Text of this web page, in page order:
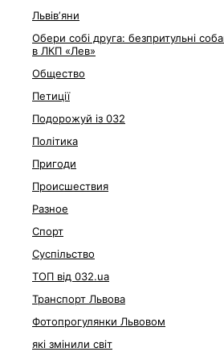
Львівʼяни
Обери собі друга: безпритульні
в ЛКП «Лев»
Общество
Петиції
Подорожуй із 032
Політика
Пригоди
Происшествия
Разное
Спорт
Суспільство
ТОП від 032.ua
Транспорт Львова
Фотопрогулянки Львовом
які змінили світ